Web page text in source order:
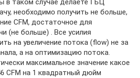
в таком случае делаете ГБЦ
необходимо получить не больше,
CFM, достаточное для
(не больше) . Все усилия
на увеличение потока (flow) не за
а на оптимизацию потока.
максимальное значение какое
CFM на 1 квадратный дюйм